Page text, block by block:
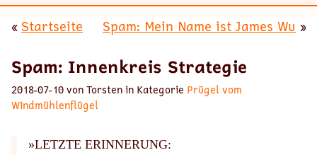
« Startseite Spam: Mein Name ist James Wu »
Spam: Innenkreis Strategie
2018-07-10 von Torsten in Kategorie Prügel vom
Windmühlenflügel
»LETZTE ERINNERUNG: